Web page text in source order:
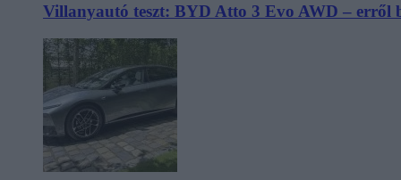
Villanyautó teszt: BYD Atto 3 Evo AWD – erről